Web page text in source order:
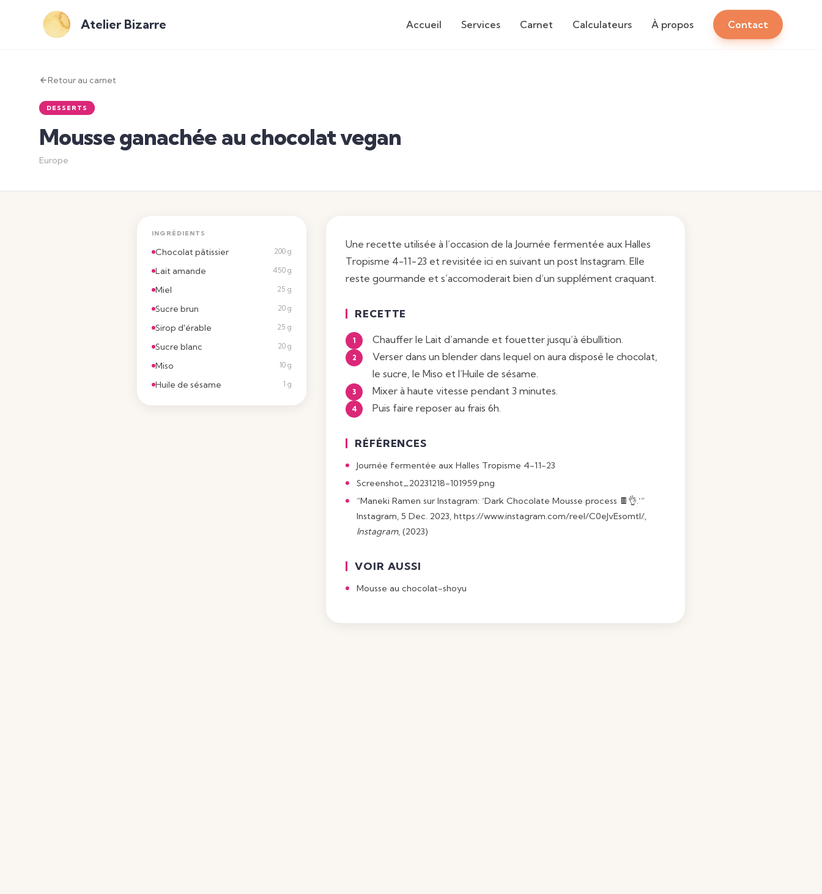
Atelier Bizarre Accueil Services Carnet Calculateurs À propos Contact
Retour au carnet
DESSERTS
Mousse ganachée au chocolat vegan
Europe
INGRÉDIENTS
Chocolat pâtissier 200 g
Lait amande 450 g
Miel 25 g
Sucre brun 20 g
Sirop d'érable 25 g
Sucre blanc 20 g
Miso 10 g
Huile de sésame 1 g
Une recette utilisée à l’occasion de la Journée fermentée aux Halles
Tropisme 4-11-23 et revisitée ici en suivant un post Instagram. Elle
reste gourmande et s’accomoderait bien d’un supplément craquant.
RECETTE
Chauffer le Lait d’amande et fouetter jusqu’à ébullition.
Verser dans un blender dans lequel on aura disposé le chocolat,
le sucre, leMiso et l’Huile de sésame.
Mixer à haute vitesse pendant 3 minutes.
Puis faire reposer au frais 6h.
RÉFÉRENCES
Journée fermentée aux Halles Tropisme 4-11-23
Screenshot_20231218-101959.png
“Maneki Ramen sur Instagram: ‘Dark Chocolate Mousse process 🍫👌.’”
Instagram, 5 Dec. 2023,https://www.instagram.com/reel/C0eJvEsomtl/.,
Instagram, (2023)
VOIR AUSSI
Mousse au chocolat-shoyu